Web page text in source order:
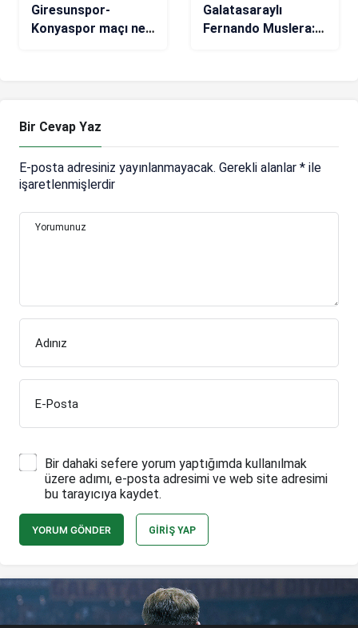
Giresunspor-
Konyaspor maçı ne
Galatasaraylı
Fernando Muslera:
Bir Cevap Yaz
E-posta adresiniz yayınlanmayacak. Gerekli alanlar * ile
işaretlenmişlerdir
Yorumunuz
Adınız
E-Posta
Bir dahaki sefere yorum yaptığımda kullanılmak
üzere adımı, e-posta adresimi ve web site adresimi
bu tarayıcıya kaydet.
YORUM GÖNDER GIRIŞ YAP